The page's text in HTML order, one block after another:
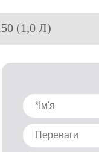
(1,0 Л)